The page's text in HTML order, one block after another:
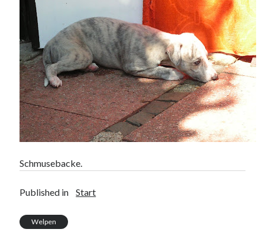
Schmusebacke.
Published in Start
Welpen